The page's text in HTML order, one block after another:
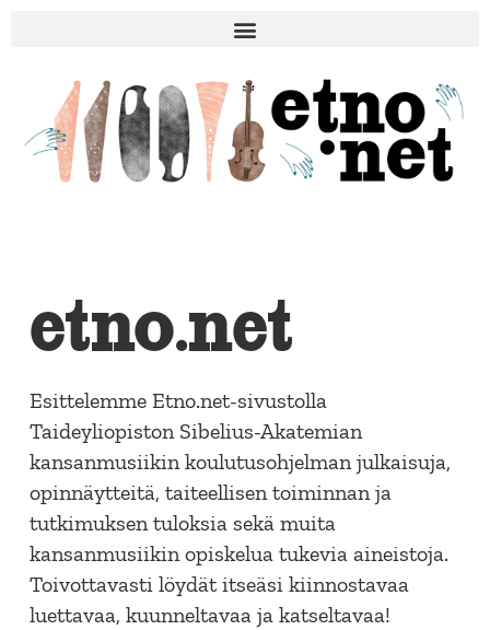
etno.net
Esittelemme Etno.net-sivustolla
Taideyliopiston Sibelius-Akatemian
kansanmusiikin koulutusohjelman julkaisuja,
opinnäytteitä, taiteellisen toiminnanja
tutkimuksentuloksia sekämuita
kansanmusiikin opiskelua tukevia aineistoja.
Toivottavasti löydät itseäsi kiinnostavaa
luettavaa, kuunneltavaa ja katseltavaa!